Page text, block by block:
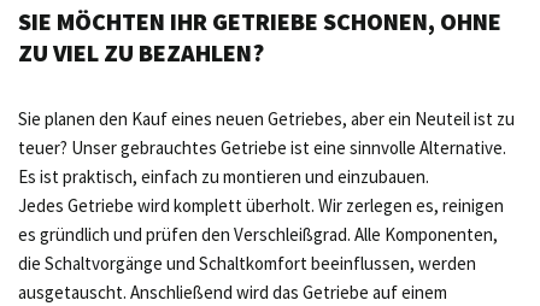
SIE MÖCHTEN IHR GETRIEBE SCHONEN, OHNE
ZU VIEL ZU BEZAHLEN?
Sie planen den Kauf eines neuen Getriebes, aber ein Neuteil ist zu
teuer? Unser gebrauchtes Getriebe ist eine sinnvolle Alternative.
Es ist praktisch, einfach zu montieren und einzubauen.
Jedes Getriebe wird komplett überholt. Wir zerlegen es, reinigen
es gründlich und prüfen den Verschleißgrad. Alle Komponenten,
die Schaltvorgänge und Schaltkomfort beeinflussen, werden
ausgetauscht. Anschließend wird das Getriebe auf einem